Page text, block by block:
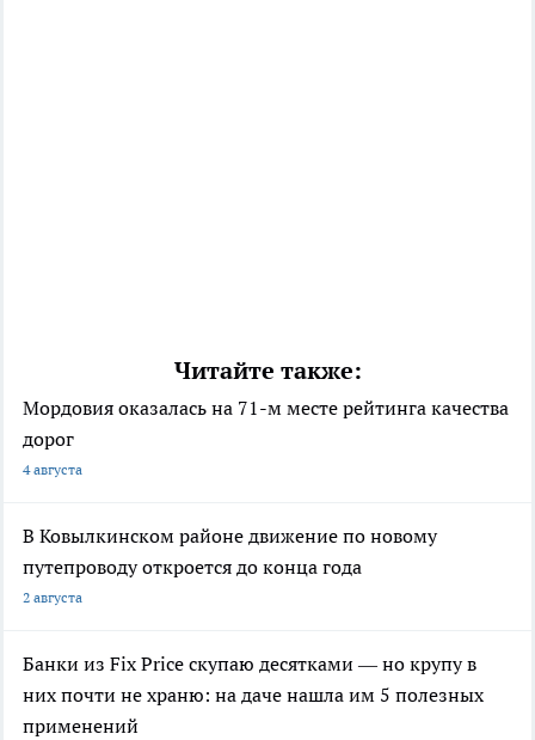
Читайте также:
Мордовия оказалась на 71-м месте рейтинга качества
дорог
4 августа
В Ковылкинском районе движение по новому
путепроводу откроется до конца года
2 августа
Банки из Fix Price скупаю десятками — но крупу в
них почти не храню: на даче нашла им 5 полезных
применений